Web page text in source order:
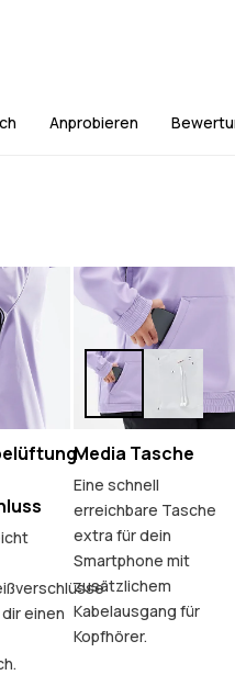
Anprobieren
einen
Media Tasche
Eine schnell
erreichbare Tasche
extra für dein
Smartphone mit
zusätzlichem
Kabelausgang für
Kopfhörer.